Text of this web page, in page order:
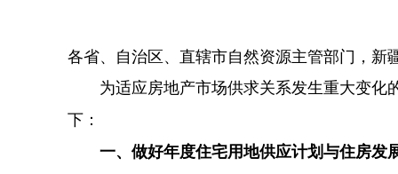
各省、自治区、直辖市自然资源主管部门，新
为适应房地产市场供求关系发生重大变化
下：
一、做好年度住宅用地供应计划与住房发